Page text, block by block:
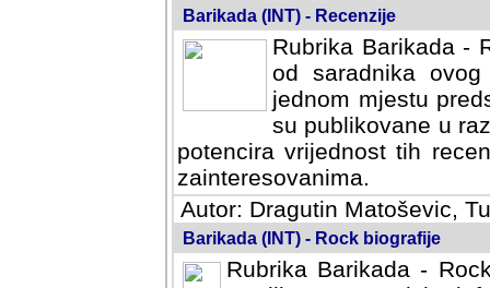
Barikada (INT) - Recenzije
Rubrika Barikada -
od saradnika
jednom mjestu
su publikovane u
potencira vrijednost tih
zainteresovanima.
Autor: Dragutin Matoševic,
Barikada (INT) - Rock biografije
Rubrika Barikada -